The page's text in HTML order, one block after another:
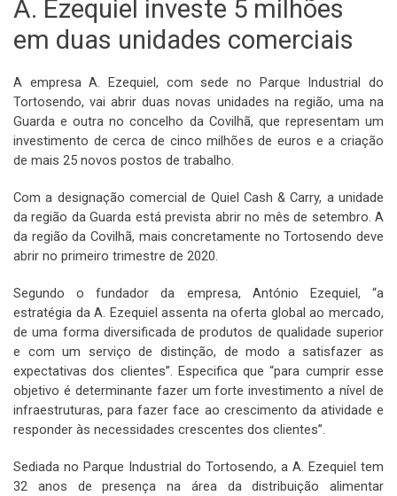
A. Ezequiel investe 5 milhões
em duas unidades comerciais
A empresa A. Ezequiel, com sede no Parque Industrial do
Tortosendo, vai abrir duas novas unidades na região, uma na
Guarda e outra no concelho da Covilhã, que representam um
investimento de cerca de cinco milhões de euros e a criação
de mais 25 novos postos de trabalho.
Com a designação comercial de Quiel Cash & Carry, a unidade
da região da Guarda está prevista abrir no mês de setembro. A
da região da Covilhã, mais concretamente no Tortosendo deve
abrir no primeiro trimestre de 2020.
Segundo o fundador da empresa, António Ezequiel, “a
estratégia da A. Ezequiel assenta na oferta global ao mercado,
de uma forma diversificada de produtos de qualidade superior
e com um serviço de distinção, de modo a satisfazer as
expectativas dos clientes”. Especifica que “para cumprir esse
objetivo é determinante fazer um forte investimento a nível de
infraestruturas, para fazer face ao crescimento da atividade e
responder às necessidades crescentes dos clientes”.
Sediada no Parque Industrial do Tortosendo, a A. Ezequiel tem
32 anos de presença na área da distribuição alimentar